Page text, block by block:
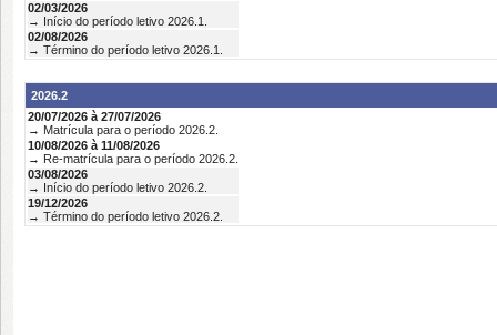
02/03/2026
→ Início do período letivo 2026.1.
02/08/2026
→ Término do período letivo 2026.1.
2026.2
20/07/2026 à 27/07/2026
→ Matrícula para o período 2026.2.
10/08/2026 à 11/08/2026
→ Re-matrícula para o período 2026.2.
03/08/2026
→ Início do período letivo 2026.2.
19/12/2026
→ Término do período letivo 2026.2.